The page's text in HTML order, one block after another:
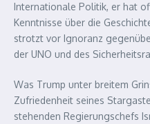
Internationale Politik, er hat
Kenntnisse über die
strotzt vor Ignoranz
der UNO und des
Was Trump unter breitem
Zufriedenheit seines
stehenden Regierungschefs